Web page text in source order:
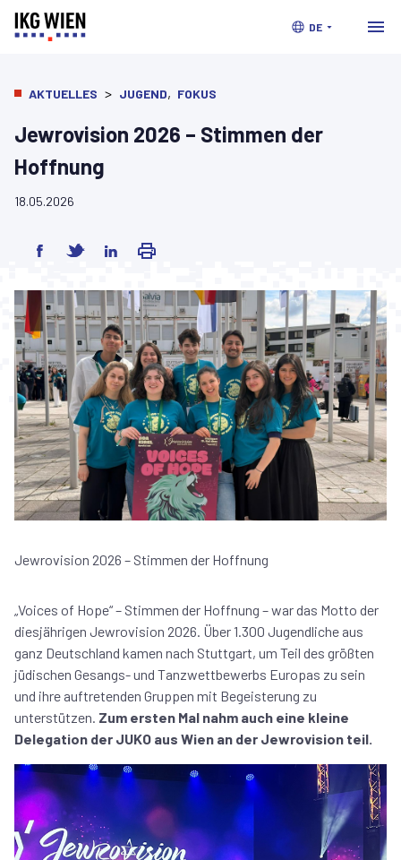
DE
AKTUELLES > JUGEND, FOKUS
Jewrovision 2026 – Stimmen der
Hoffnung
18.05.2026
Jewrovision 2026 – Stimmen der Hoffnung
„Voices of Hope“ – Stimmen der Hoffnung – war das Motto der
diesjährigen Jewrovision 2026. Über 1.300 Jugendliche aus
ganz Deutschland kamen nach Stuttgart, um Teil des größten
jüdischen Gesangs- und Tanzwettbewerbs Europas zu sein
und ihre auftretenden Gruppen mit Begeisterung zu
unterstützen. Zum ersten Mal nahm auch eine kleine
Delegation der JUKO aus Wien an der Jewrovision teil.